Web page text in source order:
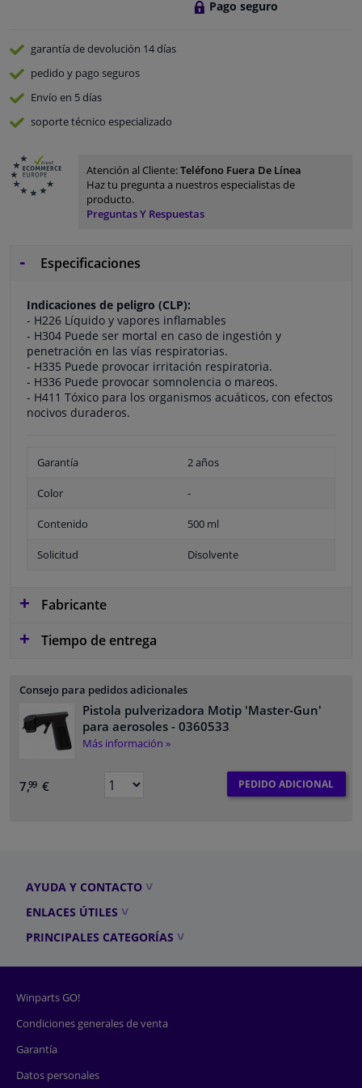
Pago seguro
garantía de devolución 14 días
pedido y pago seguros
Envío en 5 días
soporte técnico especializado
Atención al Cliente:Teléfono Fuera De Línea
Haz tu pregunta a nuestros especialistas de
producto.
Preguntas Y Respuestas
Especificaciones
Indicaciones de peligro (CLP):
- H226 Líquido y vapores inflamables
- H304 Puede ser mortal en caso de ingestión y
penetración en las vías respiratorias.
- H335 Puede provocar irritación respiratoria.
- H336 Puede provocar somnolencia o mareos.
- H411 Tóxico para los organismos acuáticos, con efectos
nocivos duraderos.
Garantía 2 años
Color -
Contenido 500 ml
Solicitud Disolvente
Fabricante
Tiempo de entrega
Consejo para pedidos adicionales
Pistola pulverizadora Motip 'Master-Gun'
para aerosoles - 0360533
Más información »
7,99 € PEDIDO ADICIONAL
AYUDA Y CONTACTO
ENLACES ÚTILES
PRINCIPALES CATEGORÍAS
Winparts GO!
Condiciones generales de venta
Garantía
Datos personales